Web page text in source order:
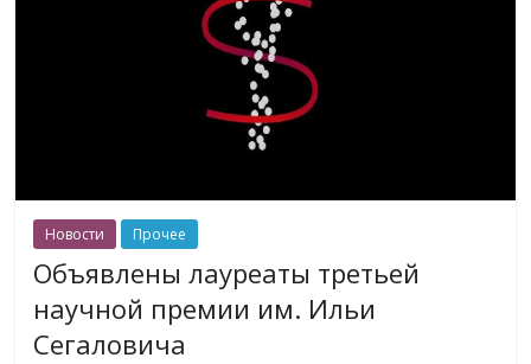
Новости Прочее
Объявлены лауреаты третьей
научной премии им. Ильи
Сегаловича